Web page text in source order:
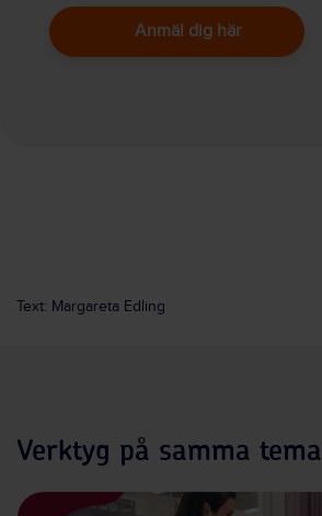
Anmäl dig här
Text: Margareta Edling
Verktyg på samma tema